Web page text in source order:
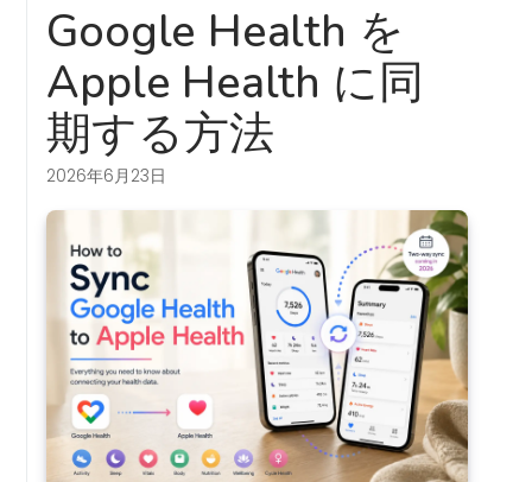
Google Health を
Apple Health に同
期する方法
2026年6月23日